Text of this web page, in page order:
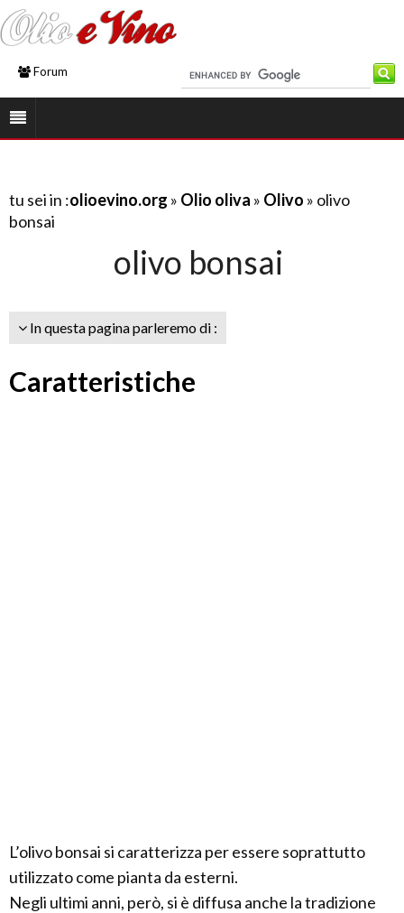
Forum
tu sei in :olioevino.org » Olio oliva » Olivo » olivo
bonsai
olivo bonsai
In questa pagina parleremo di :
Caratteristiche
L’olivo bonsai si caratterizza per essere soprattutto
utilizzato come pianta da esterni.
Negli ultimi anni, però, si è diffusa anche la tradizione